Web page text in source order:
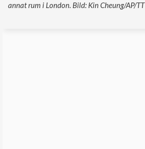
annat rum i London. Bild: Kin Cheung/AP/TT